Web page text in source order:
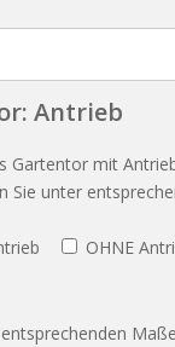
Antrieb
Gartentor mit
Sie unter
OHNE